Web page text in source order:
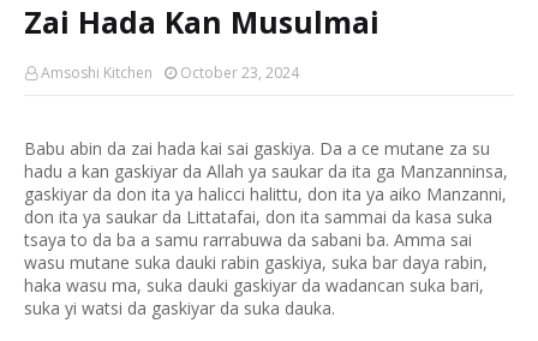
Zai Hada Kan Musulmai
Amsoshi Kitchen October 23, 2024
Babu abin da zai hada kai sai gaskiya. Da a ce mutane za su
hadu a kan gaskiyar da Allah ya saukar da ita ga Manzanninsa,
gaskiyar da don ita ya halicci halittu, don ita ya aiko Manzanni,
don ita ya saukar da Littatafai, don ita sammai da kasa suka
tsaya to da ba a samu rarrabuwa da sabani ba. Amma sai
wasu mutane suka dauki rabin gaskiya, suka bar daya rabin,
haka wasu ma, suka dauki gaskiyar da wadancan suka bari,
suka yi watsi da gaskiyar da suka dauka.